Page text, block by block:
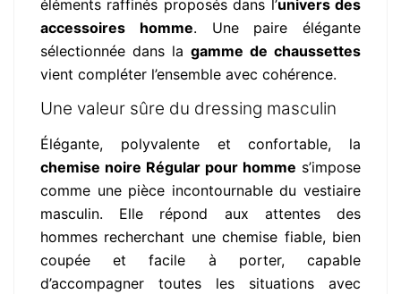
éléments raffinés proposés dans l’univers des
accessoires homme. Une paire élégante
sélectionnée dans la gamme de chaussettes
vient compléter l’ensemble avec cohérence.
Une valeur sûre du dressing masculin
Élégante, polyvalente et confortable, la
chemise noire Régular pour homme s’impose
comme une pièce incontournable du vestiaire
masculin. Elle répond aux attentes des
hommes recherchant une chemise fiable, bien
coupée et facile à porter, capable
d’accompagner toutes les situations avec